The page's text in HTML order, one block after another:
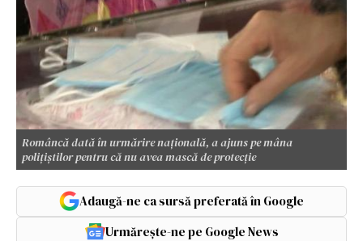
Româncă dată în urmărire națională, a ajuns pe mâna
polițiștilor pentru că nu avea mască de protecție
Adaugă-ne ca sursă preferată în Google
Urmărește-ne pe Google News